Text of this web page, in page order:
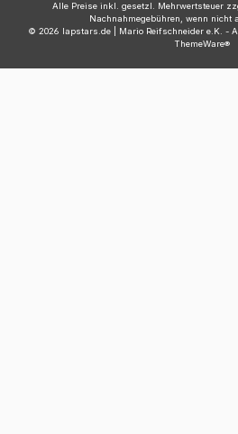
Alle Preise inkl. gesetzl. Mehrwertsteuer
Nachnahmegebühren, wenn nicht
© 2026 lapstars.de | Mario Reifschneider e.K. -
ThemeWare®